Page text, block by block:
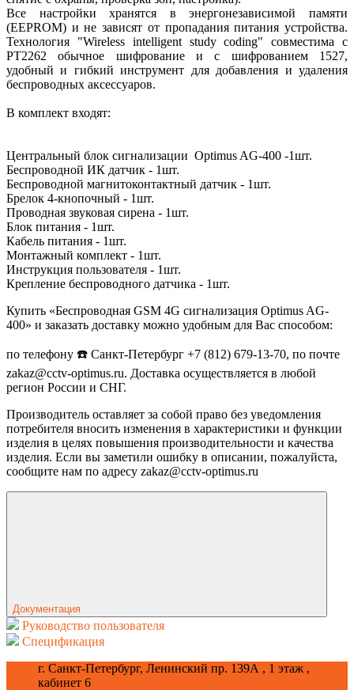
Все настройки хранятся в энергонезависимой памяти
(EEPROM) и не зависят от пропадания питания устройства.
Технология "Wireless intelligent study coding" совместима с
PT2262 обычное шифрование и с шифрованием 1527,
удобный и гибкий инструмент для добавления и удаления
беспроводных аксессуаров.
В комплект входят:
Центральный блок сигнализации Optimus AG-400 -1шт.
Беспроводной ИК датчик - 1шт.
Беспроводной магнитоконтактный датчик - 1шт.
Брелок 4-кнопочный - 1шт.
Проводная звуковая сирена - 1шт.
Блок питания - 1шт.
Кабель питания - 1шт.
Монтажный комплект - 1шт.
Инструкция пользователя - 1шт.
Крепление беспроводного датчика - 1шт.
Купить «Беспроводная GSM 4G сигнализация Optimus AG-
400» и заказать доставку можно удобным для Вас способом:
по телефону ☎️ Санкт-Петербург +7 (812) 679-13-70, по почте
zakaz@cctv-optimus.ru. Доставка осуществляется в любой
регион России и СНГ.
Производитель оставляет за собой право без уведомления
потребителя вносить изменения в характеристики и функции
изделия в целях повышения производительности и качества
изделия. Если вы заметили ошибку в описании, пожалуйста,
сообщите нам по адресу zakaz@cctv-optimus.ru
Документация
Руководство пользователя
Спецификация
г. Санкт-Петербург, Ленинский пр. 139А , 1 этаж ,
кабинет 6